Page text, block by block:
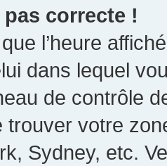
pas correcte !
l’heure
dans lequel
de contrôle
trouver votre
Sydney, etc.